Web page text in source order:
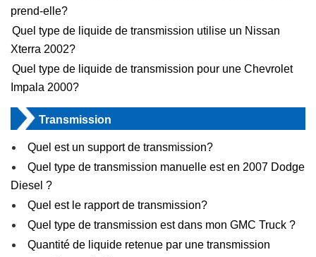
prend-elle?
Quel type de liquide de transmission utilise un Nissan
Xterra 2002?
Quel type de liquide de transmission pour une Chevrolet
Impala 2000?
Transmission
Quel est un support de transmission?
Quel type de transmission manuelle est en 2007 Dodge
Diesel ?
Quel est le rapport de transmission?
Quel type de transmission est dans mon GMC Truck ?
Quantité de liquide retenue par une transmission